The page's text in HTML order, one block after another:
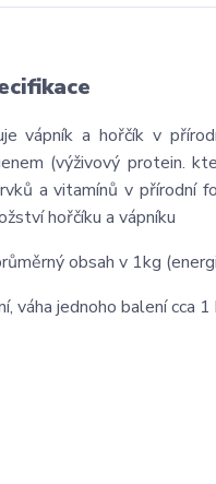
vápník a hořčík v
(výživový protein.
a vitamínů v přírodní
hořčíku a vápníku
obsah v 1kg
váha jednoho balení cca 1